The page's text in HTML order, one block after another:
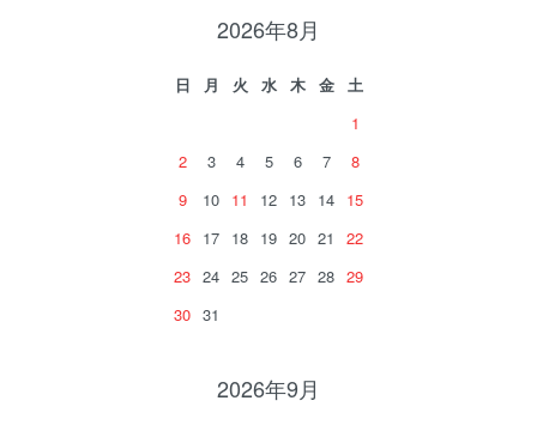
2026年8月
日 月 火 水 木 金
土
1
2
3 4 5 6 7
8
9
10 11 12 13 14 15
16 17 18 19 20 21
22
23 24 25 26 27 28 29
30 31
2026年9月